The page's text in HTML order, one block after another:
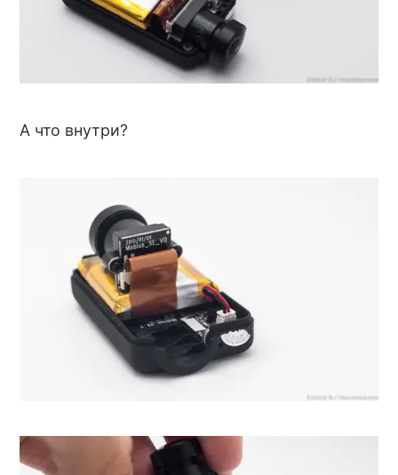
А что внутри?